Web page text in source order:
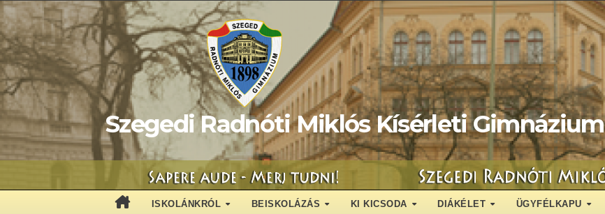
Skip
to
content
Szegedi Radnóti Miklós Kísérleti Gimnázium
ISKOLÁNKRÓL BEISKOLÁZÁS KI KICSODA DIÁKÉLET ÜGYFÉLKAPU